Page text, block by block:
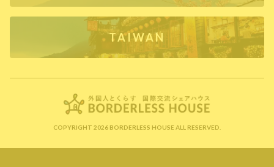
TAIWAN
COPYRIGHT 2026 BORDERLESS HOUSE ALL RESERVED.